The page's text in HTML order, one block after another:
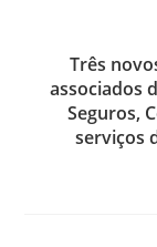
Três
associados
Seguros,
serviços